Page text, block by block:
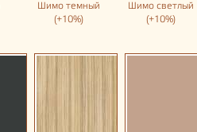
Шимо темный
(+10%)
Шимо светлый
(+10%)